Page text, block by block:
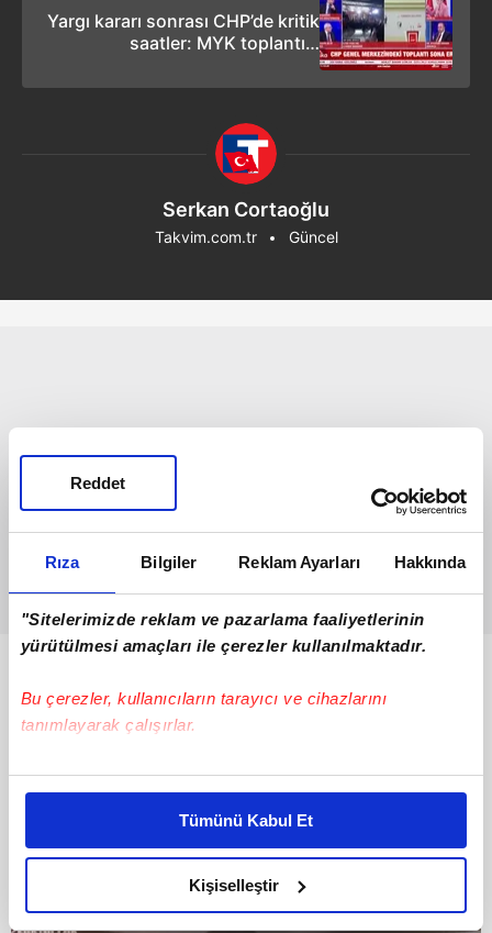
Rıza Bilgiler Reklam Ayarları Hakkında
"Sitelerimizde reklam ve pazarlama faaliyetlerinin
yürütülmesi amaçları ile çerezler kullanılmaktadır.
Bu çerezler, kullanıcıların tarayıcı ve cihazlarını
tanımlayarak çalışırlar.
Bu çerezlere izin vermeniz halinde sizlere özel
daha iyi reklam deneyimi yaşatabiliriz. Bunu yaparken
amacımızın size daha iyi bir reklam deneyimi sunmak
olduğunu ve sizlere en iyi içerikleri sunabilmek adına
elimizden gelen çabayı gösterdiğimizi ve bu noktada,
Tümünü Kabul Et
Kişiselleştir
Reddet
Yargı kararı sonrası CHP’de kritik
saatler: MYK toplantısı
Serkan Cortaoğlu
Takvim.com.tr Güncel